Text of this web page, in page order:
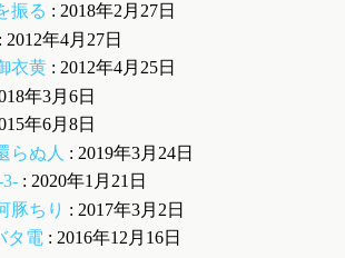
振る : 2018年2月27日
: 2012年4月27日
衣黄: 2012年4月25日
年3月6日
年6月8日
らぬ人 : 2019年3月24日
: 2020年1月21日
豚ちり : 2017年3月2日
タ電 : 2016年12月16日